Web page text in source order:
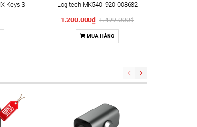
Keys S
Logitech MK540_920-008682
1.200.000₫ 1.499.000₫
MUA HÀNG